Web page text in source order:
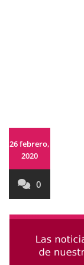
26 febrero,
2020
0